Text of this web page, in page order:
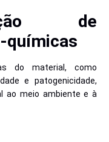
de
químicas
do material, como
e patogenicidade,
ao meio ambiente e à